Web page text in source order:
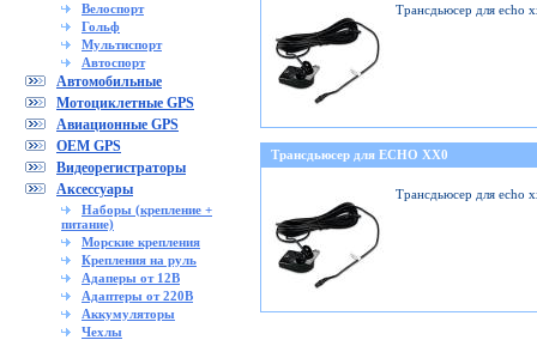
Велоспорт
Гольф
Мультиспорт
Автоспорт
Автомобильные
Мотоциклетные GPS
Авиационные GPS
OEM GPS
Видеорегистраторы
Аксессуары
Наборы (крепление +
питание)
Морские крепления
Крепления на руль
Адаперы от 12В
Адаптеры от 220В
Аккумуляторы
Чехлы
Трансдьюсер для echo
Трансдьюсер для ECHO XX0
Трансдьюсер для echo